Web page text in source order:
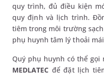
quy trình, đủ điều kiện
quy định và lịch trình.
tiêm trong môi trường
phụ huynh tâm lý thoải
Quý phụ huynh có thể gọi
MEDLATEC để đặt lịch